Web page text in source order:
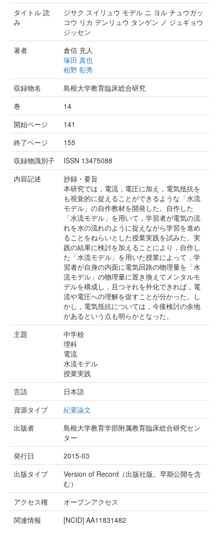
タイトル 読
み
ジサク スイリュウ モデル ニ ヨル チュウガッ
コウ リカ デンリュウ タンゲン ノ ジュギョウ
ジッセン
著者
倉信 充人
塚田 真也
栢野 彰秀
収録物名
島根大学教育臨床総合研究
巻
14
開始ページ
141
終了ページ
155
収録物識別子
ISSN 13475088
内容記述
抄録・要旨
本研究では，電流，電圧に加え，電気抵抗を
も視覚的に捉えることができるような「水流
モデル」の自作教材を開発した。自作した
「水流モデル」を用いて，学習者が電気の流
れを水の流れのように捉えながら学習を進め
ることをねらいとした授業実践を試みた。実
践の結果に検討を加えることにより，自作し
た「水流モデル」を用いた授業によって，学
習者が自身の内面に電気回路の物理量を「水
流モデル」の物理量に置き換えてメンタルモ
デルを構成し，且つそれを外化できれば，電
流や電圧への理解を促すことが分かった。し
かし，電気抵抗については，今後検討の余地
があるという点も明らかとなった。
主題
中学校
理科
電流
水流モデル
授業実践
言語
日本語
資源タイプ
紀要論文
出版者
島根大学教育学部附属教育臨床総合研究セン
ター
発行日
2015-03
出版タイプ
Version of Record（出版社版。早期公開を含
む）
アクセス権
オープンアクセス
関連情報
[NCID] AA11831482